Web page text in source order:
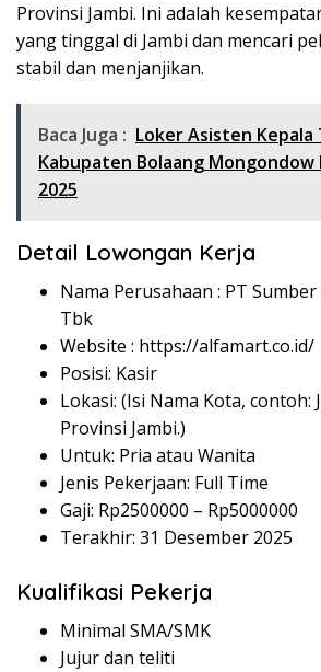
Provinsi Jambi. Ini adalah
yang tinggal di Jambi dan mencari
stabil dan menjanjikan.
Baca Juga : Loker Asisten Kepala
Kabupaten Bolaang
2025
Detail Lowongan Kerja
Nama Perusahaan : PT
Tbk
Website : https://alfamart.co.id/
Posisi: Kasir
Lokasi: (Isi Nama Kota, contoh:
Provinsi Jambi.)
Untuk: Pria atau Wanita
Jenis Pekerjaan: Full Time
Gaji: Rp2500000 – Rp5000000
Terakhir: 31 Desember 2025
Kualifikasi Pekerja
Minimal SMA/SMK
Jujur dan teliti